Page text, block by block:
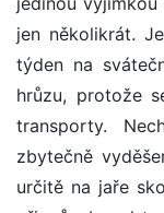
jen několikrát.
týden na
hrůzu, protože
transporty.
zbytečně
určitě na jaře